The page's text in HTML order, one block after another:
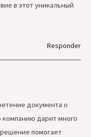
в этот уникальный
Responder
документа о
дарит много
помогает